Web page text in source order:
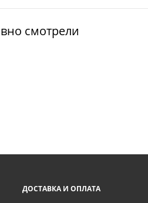
смотрели
ДОСТАВКА И ОПЛАТА